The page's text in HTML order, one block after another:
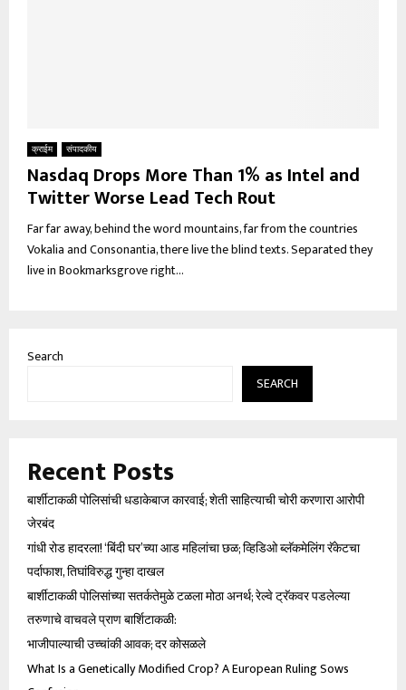
क्राईम संपादकीय
Nasdaq Drops More Than 1% as Intel and
Twitter Worse Lead Tech Rout
Far far away, behind the word mountains, far from the countries
Vokalia and Consonantia, there live the blind texts. Separated they
live in Bookmarksgrove right...
Search
SEARCH
Recent Posts
बार्शीटाकळी पोलिसांची धडाकेबाज कारवाई; शेती साहित्याची चोरी करणारा आरोपी
जेरबंद
गांधी रोड हादरला! ‘बिंदी घर’च्या आड महिलांचा छळ; व्हिडिओ ब्लॅकमेलिंग रॅकेटचा
पर्दाफाश, तिघांविरुद्ध गुन्हा दाखल
बार्शीटाकळी पोलिसांच्या सतर्कतेमुळे टळला मोठा अनर्थ; रेल्वे ट्रॅकवर पडलेल्या
तरुणाचे वाचवले प्राण बार्शिटाकळी:
भाजीपाल्याची उच्चांकी आवक; दर कोसळले
What Is a Genetically Modified Crop? A European Ruling Sows